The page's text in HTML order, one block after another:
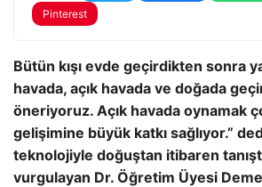
Pinterest
Bütün kışı evde geçirdikten sonra
havada, açık havada ve doğada
öneriyoruz. Açık havada oynamak
gelişimine büyük katkı sağlıyor.”
teknolojiyle doğuştan itibaren
vurgulayan Dr. Öğretim Üyesi